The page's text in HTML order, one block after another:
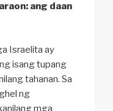
ang daan
Israelita ay
isang tupang
tahanan. Sa
ng
mga